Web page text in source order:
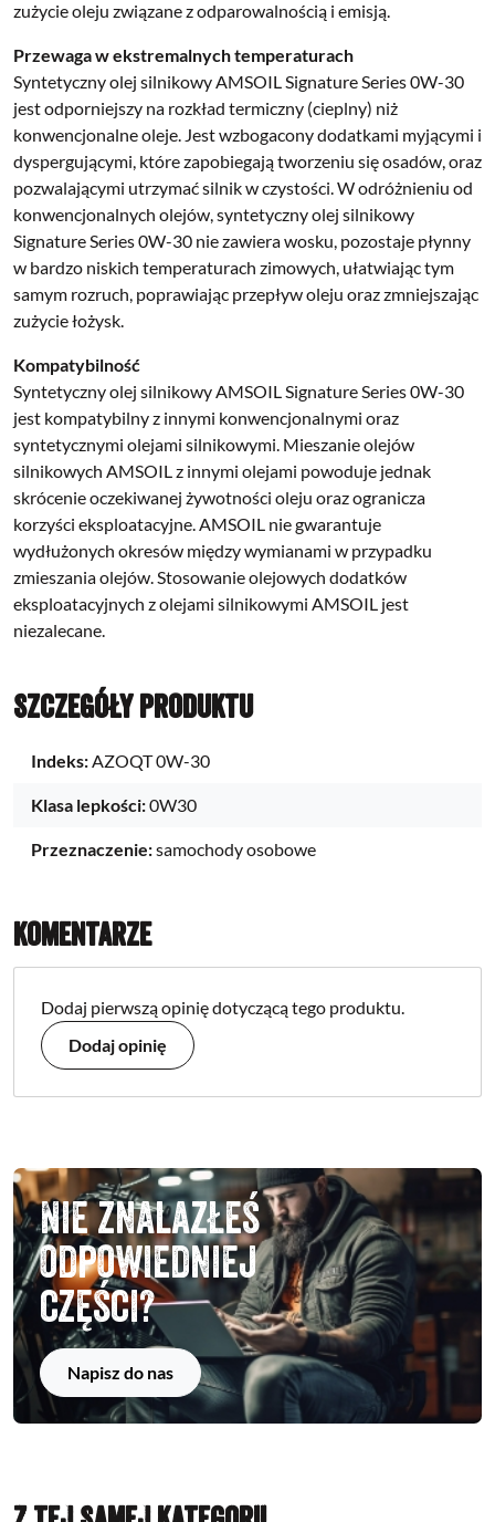
zużycie oleju związane z odparowalnością i emisją.
Przewaga w ekstremalnych temperaturach
Syntetyczny olej silnikowy AMSOIL Signature Series 0W-30
jest odporniejszy na rozkład termiczny (cieplny) niż
konwencjonalne oleje. Jest wzbogacony dodatkami myjącymi i
dyspergującymi, które zapobiegają tworzeniu się osadów, oraz
pozwalającymi utrzymać silnik w czystości. W odróżnieniu od
konwencjonalnych olejów, syntetyczny olej silnikowy
Signature Series 0W-30 nie zawiera wosku, pozostaje płynny
w bardzo niskich temperaturach zimowych, ułatwiając tym
samym rozruch, poprawiając przepływ oleju oraz zmniejszając
zużycie łożysk.
Kompatybilność
Syntetyczny olej silnikowy AMSOIL Signature Series 0W-30
jest kompatybilny z innymi konwencjonalnymi oraz
syntetycznymi olejami silnikowymi. Mieszanie olejów
silnikowych AMSOIL z innymi olejami powoduje jednak
skrócenie oczekiwanej żywotności oleju oraz ogranicza
korzyści eksploatacyjne. AMSOIL nie gwarantuje
wydłużonych okresów między wymianami w przypadku
zmieszania olejów. Stosowanie olejowych dodatków
eksploatacyjnych z olejami silnikowymi AMSOIL jest
niezalecane.
Szczegóły produktu
Indeks:AZOQT 0W-30
Klasa lepkości:0W30
Przeznaczenie:samochody osobowe
Komentarze
Dodaj pierwszą opinię dotyczącą tego produktu.
Dodaj opinię
Nie znalazłeś
odpowiedniej
części?
Napisz do nas